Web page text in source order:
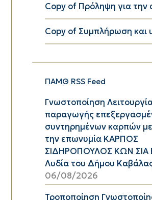
Copy of Πρόληψη για την
Copy of Συμπλήρωση και
ΠΑΜΘ RSS Feed
Γνωστοποίηση
παραγωγής
συντηρημένων καρπών
την επωνυμία ΚΑΡΠΟΣ
ΣΙΔΗΡΟΠΟΥΛΟΣ ΚΩΝ ΣΙΑ
Λυδία του Δήμου
06/08/2026
Τροποποίηση